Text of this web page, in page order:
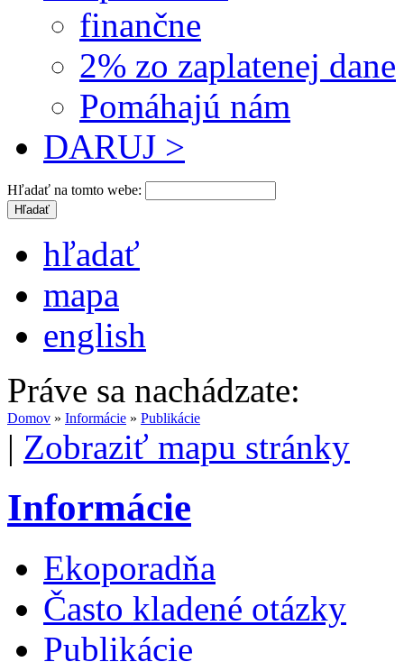
finančne
2% zo zaplatenej dane
Pomáhajú nám
DARUJ >
Hľadať na tomto webe:
hľadať
mapa
english
Práve sa nachádzate:
Domov » Informácie » Publikácie
| Zobraziť mapu stránky
Informácie
Ekoporadňa
Často kladené otázky
Publikácie